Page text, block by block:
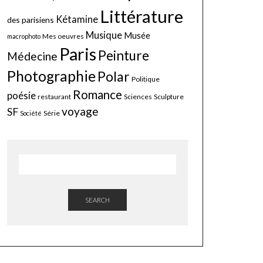
des parisiens Kétamine Littérature
macrophoto Mes oeuvres Musique Musée
Médecine Paris Peinture
PhotographiePolar Politique
poésie restaurant Romance Sciences Sculpture
SF Société Série voyage
SEARCH